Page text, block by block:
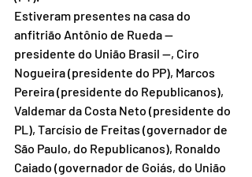
Estiveram presentes na casa do
anfitrião Antônio de Rueda —
presidente do União Brasil —, Ciro
Nogueira (presidente do PP), Marcos
Pereira (presidente do Republicanos),
Valdemar da Costa Neto (presidente do
PL), Tarcísio de Freitas (governador de
São Paulo, do Republicanos), Ronaldo
Caiado (governador de Goiás, do União